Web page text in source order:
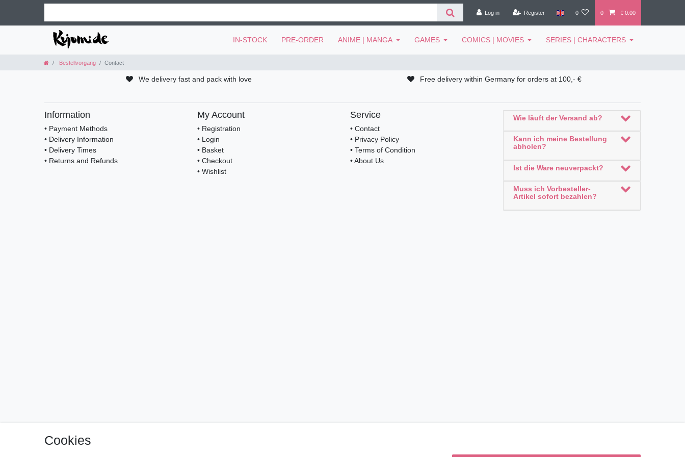
Log in Register 0 0 € 0.00
IN-STOCK PRE-ORDER ANIME | MANGA GAMES COMICS | MOVIES SERIES | CHARACTERS
Bestellvorgang Contact
We delivery fast and pack with love Free delivery within Germany for orders at 100,- €
Information
• Payment Methods
• Delivery Information
• Delivery Times
• Returns and Refunds
My Account
• Registration
• Login
• Basket
• Checkout
• Wishlist
Service
• Contact
• Privacy Policy
• Terms of Condition
• About Us
Wie läuft der Versand ab?
Kann ich meine Bestellung
abholen?
Ist die Ware neuverpackt?
Muss ich Vorbesteller-
Artikel sofort bezahlen?
Cookies